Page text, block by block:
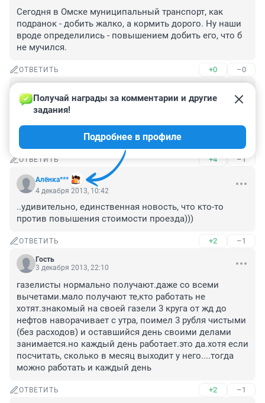
Сегодня в Омске муниципальный транспорт, как
подранок - добить жалко, а кормить дорого. Ну наши
вроде определились - повышением добить его, что б
не мучился.
ОТВЕТИТЬ +0 –0
4 декабря 2013, 11:02
Всё это лукваство, что мол газелисты не хотят
повышать плату за проезд! Как только им позволяют
это сделать они сразу и с радостью это делают!
ОТВЕТИТЬ +4 –1
Алёнка***
Получай награды за комментарии и другие
задания!
Подробнее в профиле
4 декабря 2013, 10:42
..удивительно, единственная новость, что кто-то
против повышения стоимости проезда)))
ОТВЕТИТЬ +2 –1
Гость
3 декабря 2013, 22:10
газелисты нормально получают.даже со всеми
вычетами.мало получают те,кто работать не
хотят.знакомый на своей газели 3 круга от жд до
нефтов наворачивает с утра, поимел 3 рубля чистыми
(без расходов) и оставшийся день своими делами
занимается.но каждый день работает.это да.хотя если
посчитать, сколько в месяц выходит у него....тогда
можно работать и каждый день
ОТВЕТИТЬ +2 –1